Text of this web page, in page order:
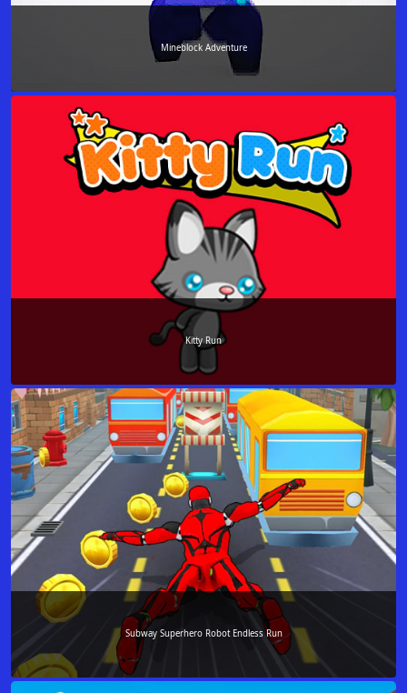
Mineblock Adventure
Kitty Run
Subway Superhero Robot Endless Run